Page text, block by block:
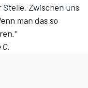
Zwischen uns
man das so